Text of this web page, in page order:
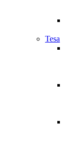
Tesa